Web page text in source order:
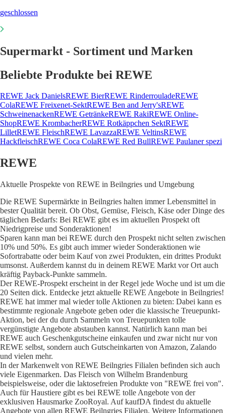
geschlossen
Supermarkt - Sortiment und Marken
Beliebte Produkte bei REWE
REWE Jack DanielsREWE BierREWE RinderrouladeREWE
ColaREWE Freixenet-SektREWE Ben and Jerry'sREWE
SchweinenackenREWE GetränkeREWE RakiREWE Online-
ShopREWE KrombacherREWE Rotkäppchen SektREWE
LilletREWE FleischREWE LavazzaREWE VeltinsREWE
HackfleischREWE Coca ColaREWE Red BullREWE Paulaner spezi
REWE
Aktuelle Prospekte von REWE in Beilngries und Umgebung
Die REWE Supermärkte in Beilngries halten immer Lebensmittel in
bester Qualität bereit. Ob Obst, Gemüse, Fleisch, Käse oder Dinge des
täglichen Bedarfs: Bei REWE gibt es im aktuellen Prospekt oft
Niedrigpreise und Sonderaktionen!
Sparen kann man bei REWE durch den Prospekt nicht selten zwischen
10% und 50%. Es gibt auch immer wieder Sonderaktionen wie
Sofortrabatte oder beim Kauf von zwei Produkten, ein drittes Produkt
umsonst. Außerdem kannst du in deinem REWE Markt vor Ort auch
kräftig Payback-Punkte sammeln.
Der REWE-Prospekt erscheint in der Regel jede Woche und ist um die
20 Seiten dick. Entdecke jetzt aktuelle REWE Angebote in Beilngries!
REWE hat immer mal wieder tolle Aktionen zu bieten: Dabei kann es
bestimmte regionale Angebote geben oder die klassische Treuepunkt-
Aktion, bei der du durch Sammeln von Treuepunkten tolle
vergünstigte Angebote abstauben kannst. Natürlich kann man bei
REWE auch Geschenkgutscheine einkaufen und zwar nicht nur von
REWE selbst, sondern auch Gutscheinkarten von Amazon, Zalando
und vielen mehr.
In der Markenwelt von REWE Beilngries Filialen befinden sich auch
viele Eigenmarken. Das Fleisch von Wilhelm Brandenburg
beispielsweise, oder die laktosefreien Produkte von "REWE frei von".
Auch für Haustiere gibt es bei REWE tolle Angebote von der
exklusiven Hausmarke ZooRoyal. Auf kaufDA findest du aktuelle
Angebote von allen REWE Beilngries Filialen. Weitere Informationen